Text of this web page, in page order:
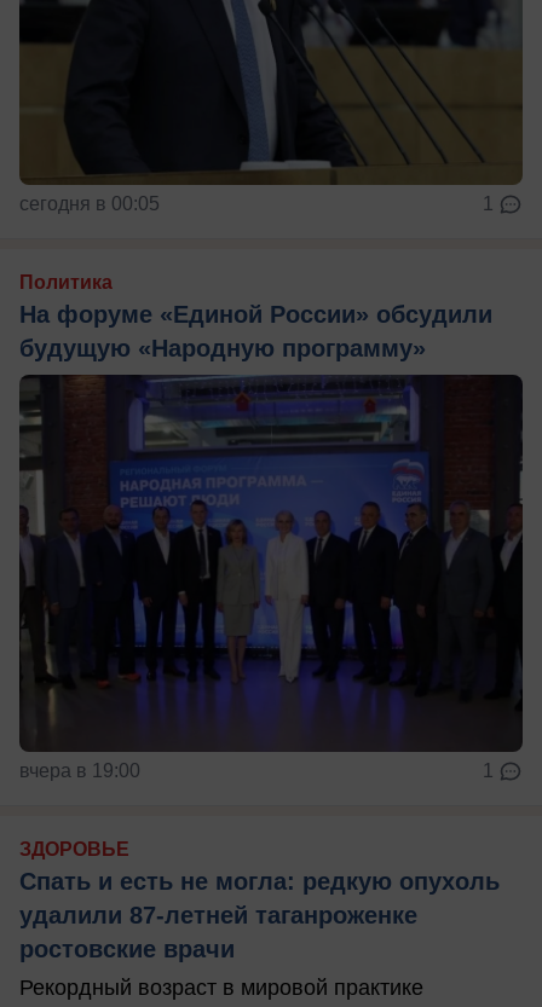
сегодня в 00:05 1
Политика
На форуме «Единой России» обсудили
будущую «Народную программу»
вчера в 19:00 1
ЗДОРОВЬЕ
Спать и есть не могла: редкую опухоль
удалили 87-летней таганроженке
ростовские врачи
Рекордный возраст в мировой практике